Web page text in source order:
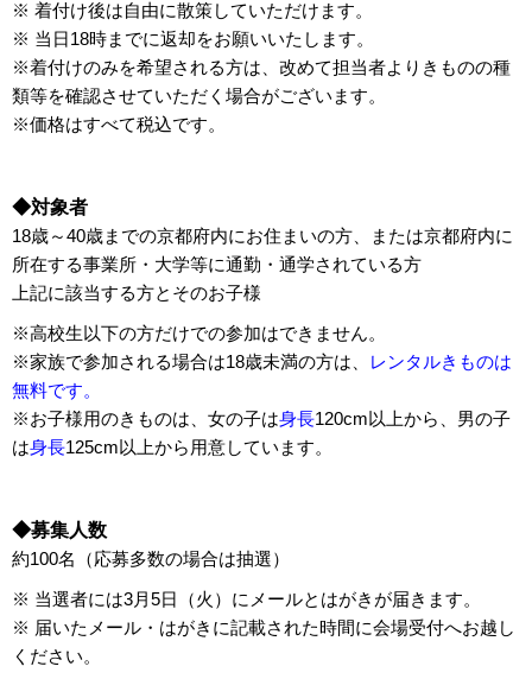
※ 着付け後は自由に散策していただけます。
※ 当日18時までに返却をお願いいたします。
※着付けのみを希望される方は、改めて担当者よりきものの種
類等を確認させていただく場合がございます。
※価格はすべて税込です。
◆対象者
18歳～40歳までの京都府内にお住まいの方、または京都府内に
所在する事業所・大学等に通勤・通学されている方
上記に該当する方とそのお子様
※高校生以下の方だけでの参加はできません。
※家族で参加される場合は18歳未満の方は、
レンタルきものは
無料です。
※お子様用のきものは、女の子は身長120cm以上から、男の子
は身長125cm以上から用意しています。
◆募集人数
約100名（応募多数の場合は抽選）
※ 当選者には3月5日（火）にメールとはがきが届きます。
※ 届いたメール・はがきに記載された時間に会場受付へお越し
ください。